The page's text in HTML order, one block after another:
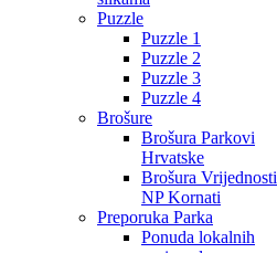
Puzzle
Puzzle 1
Puzzle 2
Puzzle 3
Puzzle 4
Brošure
Brošura Parkovi
Hrvatske
Brošura Vrijednosti
NP Kornati
Preporuka Parka
Ponuda lokalnih